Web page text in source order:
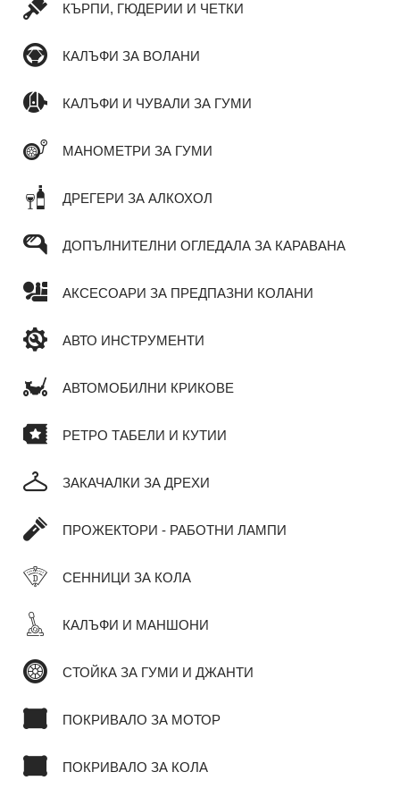
КЪРПИ, ГЮДЕРИИ И ЧЕТКИ
КАЛЪФИ ЗА ВОЛАНИ
КАЛЪФИ И ЧУВАЛИ ЗА ГУМИ
МАНОМЕТРИ ЗА ГУМИ
ДРЕГЕРИ ЗА АЛКОХОЛ
ДОПЪЛНИТЕЛНИ ОГЛЕДАЛА ЗА КАРАВАНА
АКСЕСОАРИ ЗА ПРЕДПАЗНИ КОЛАНИ
АВТО ИНСТРУМЕНТИ
АВТОМОБИЛНИ КРИКОВЕ
РЕТРО ТАБЕЛИ И КУТИИ
ЗАКАЧАЛКИ ЗА ДРЕХИ
ПРОЖЕКТОРИ - РАБОТНИ ЛАМПИ
СЕННИЦИ ЗА КОЛА
КАЛЪФИ И МАНШОНИ
СТОЙКА ЗА ГУМИ И ДЖАНТИ
ПОКРИВАЛО ЗА МОТОР
ПОКРИВАЛО ЗА КОЛА